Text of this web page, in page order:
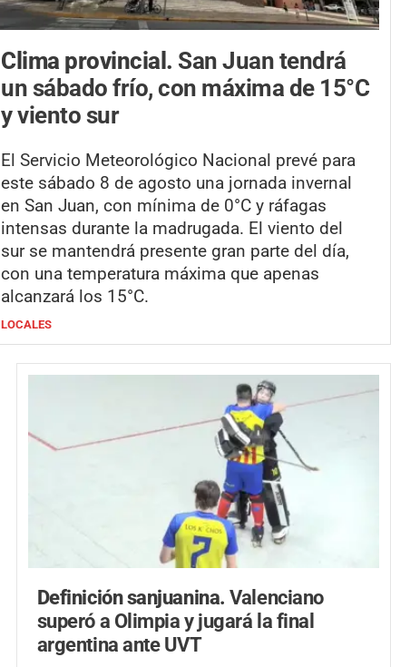
Clima provincial. San Juan tendrá
un sábado frío, con máxima de 15°C
y viento sur
El Servicio Meteorológico Nacional prevé para
este sábado 8 de agosto una jornada invernal
en San Juan, con mínima de 0°C y ráfagas
intensas durante la madrugada. El viento del
sur se mantendrá presente gran parte del día,
con una temperatura máxima que apenas
alcanzará los 15°C.
LOCALES
Definición sanjuanina.Valenciano
superó a Olimpia y jugará la final
argentina ante UVT